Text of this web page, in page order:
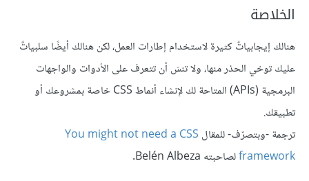
الخلاصة
هنالك إيجابياتٌ كثيرة لاستخدام إطارات العمل، لكن هنالك أيضًا سلبياتٌ
عليك توخي الحذر منها، ولا تنسَ أن تتعرف على الأدوات والواجهات
البرمجية (APIs) المتاحة لك لإنشاء أنماط CSS خاصة بمشروعك أو
تطبيقك.
ترجمة -وبتصرّف- للمقال You might not need a CSS
frameworkلصاحبته Belén Albeza.